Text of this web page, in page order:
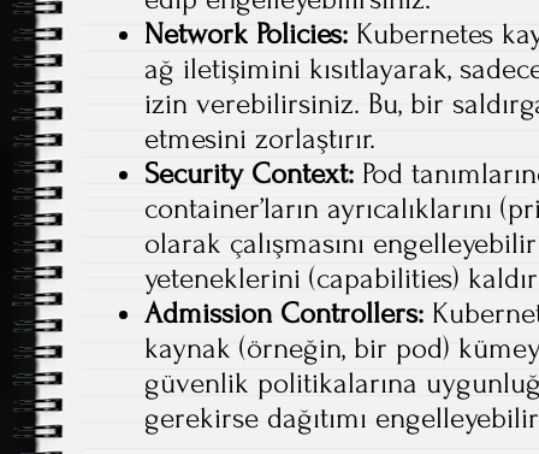
Network Policies: Kubernetes
ağ iletişimini kısıtlayarak,
izin verebilirsiniz. Bu, bir
etmesini zorlaştırır.
Security Context: Pod
container’ların ayrıcalıklarını
olarak çalışmasını
yeteneklerini (capabilities)
Admission Controllers:
kaynak (örneğin, bir pod)
güvenlik politikalarına
gerekirse dağıtımı